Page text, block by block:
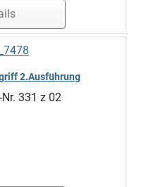
2.Ausführung
331 z 02